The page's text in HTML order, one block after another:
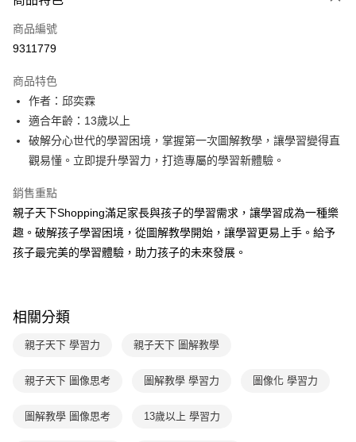
信用卡一次付款
LINE Pay
大哥付你分期
相關說明
【大哥付你分期使用說明】
1.本服務由台灣大哥大提供，台灣大哥大用戶可立即使用無須另外申請。
2.付款方式選擇「大哥付你分期」，訂單成立後會自動跳轉到大哥付的交易
成交易。
3.實際核准額度、可分期數及費用金額請依後續交易確認頁面所載為準。
4.訂單成立30分鐘內，如未前往確認交易或遇審核未通過，訂單將自動取
消。如遇「轉專審核」未通過狀況，表示未達大哥付你分期系統評分，恕無
法說明評估內容。
帳／街口支付／iPASS MONEY」等通路繳費。
【注意事項】
用戶於交易時，得透過本服務購買商品或服務，並由商店將買賣／分期付款
資料（包含姓名、電話或地址）提供予台灣大哥大進項蒐集、處理及利用，
AFTEE先享後付
相關說明
AFTEE先享後付是「在收到商品之後才付款」的支付方式。 讓您購物簡單
便利好安心！
１．簡單：不需註冊會員、不需綁卡、不需儲值。
２．便利：只要手機號碼，簡訊認證，即可結帳。
３．安心：先確認商品／服務後，再付款。
結帳頁面，進行簡訊認證並確認金額後，即可完成結帳。
２．訂單成立數日內，您將收到繳費通知簡訊。
３．收到繳費通知簡訊後14天內，點擊此簡訊中的連結，可透過四大超商／
購買商品的店家。未經商家同意取消之訂單仍視為有效，需透過AFTEE先享
※ 交易是否成功請以「AFTEE先享後付 」之結帳頁面顯示為準，若有關於
ATM付款
運送方式
付款後全家取貨｜8/8-8/14運費優惠，結帳滿499即享免運。
付款後7-11取貨
每筆NT$70，滿NT$800(含以上)免運費
離島宅配（澎湖、金門、馬祖、小琉球；不適用於郵局i郵箱）
商品編號
9311779
商品特色
作者：邱奕霖
適合年齡：13歲以上
破解分心世代的學習困境，掌握第一次圖解教學，讓學習變得直
觀易懂。立即提升學習力，打造專屬的學習新體驗。
銷售重點
親子天下Shopping滿足家長與孩子的學習需求，讓學習成為一種樂
趣。破解孩子學習困境，從圖解教學開始，讓學習更易上手。給予
孩子最完美的學習體驗，助力孩子的未來發展。
相關分類
親子天下 學習力 親子天下 圖解教學
親子天下 圖像思考 圖解教學 學習力 圖像化 學習力
圖解教學 圖像思考 13歲以上 學習力